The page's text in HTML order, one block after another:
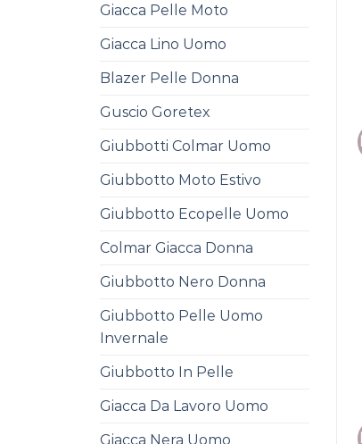
Giacca Pelle Moto
Giacca Lino Uomo
Blazer Pelle Donna
Guscio Goretex
Giubbotti Colmar Uomo
Giubbotto Moto Estivo
Giubbotto Ecopelle Uomo
Colmar Giacca Donna
Giubbotto Nero Donna
Giubbotto Pelle Uomo
Invernale
Giubbotto In Pelle
Giacca Da Lavoro Uomo
Giacca Nera Uomo